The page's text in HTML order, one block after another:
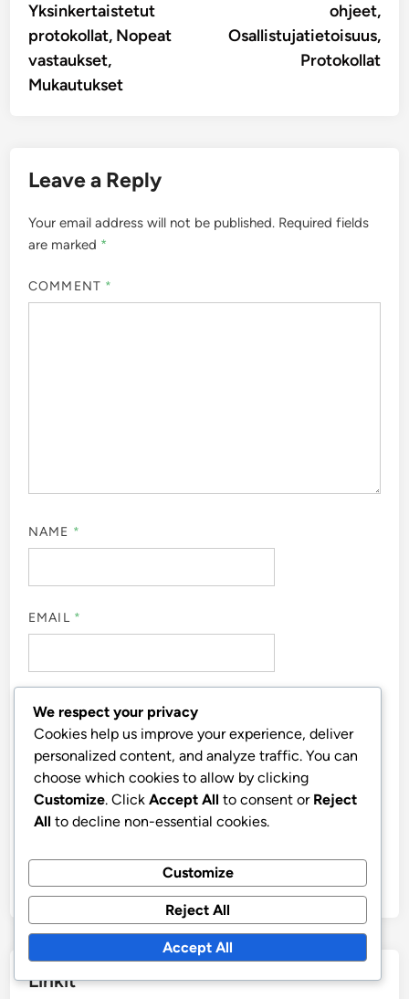
Yksinkertaistetut
protokollat, Nopeat
vastaukset,
Mukautukset
ohjeet,
Osallistujatietoisuus,
Protokollat
Leave a Reply
Your email address will not be published. Required fields
are marked *
COMMENT *
NAME *
EMAIL *
WEBSITE
SAVE MY NAME, EMAIL, AND WEBSITE IN THIS
BROWSER FOR THE NEXT TIME I COMMENT.
Linkit
We respect your privacy
Cookies help us improve your experience, deliver
personalized content, and analyze traffic. You can
choose which cookies to allow by clicking
Customize. Click Accept All to consent or Reject
All to decline non-essential cookies.
Customize
Reject All
Accept All